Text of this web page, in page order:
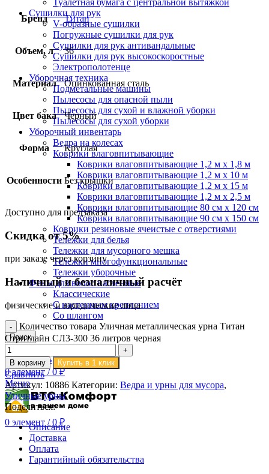
Туалетная бумага с центральной вытяжкой
Сушилки для рук
V-образные сушилки
Погружные сушилки для рук
Сушилки для рук антивандальные
Сушилки для рук высокоскоростные
Электрополотенце
Уборочная техника
Подметальные машины
Пылесосы для опасной пыли
Пылесосы для сухой и влажной уборки
Пылесосы для сухой уборки
Уборочный инвентарь
Ведра на колесах
Коврики влаговпитывающие
Коврики влаговпитывающие 1,2 м х 1,8 м
Коврики влаговпитывающие 1,2 м х 10 м
Коврики влаговпитывающие 1,2 м х 15 м
Коврики влаговпитывающие 1,2 м х 2,5 м
Коврики влаговпитывающие 80 см х 120 см
Коврики влаговпитывающие 90 см х 150 см
Коврики резиновые ячеистые с отверстиями
Тележки для белья
Тележки для мусорного мешка
Тележки многофункциональные
Тележки уборочные
Фены для волос настенные
Классические
С настенным креплением
Со шлангом
Поиск
Вход / Регистрация
0 Сравнить
0элемент / 0₽
Меню
0 элемент / 0 ₽
Бренд Титан
Объем, л 36
Материал Оцинкованная сталь
Цвет бака Черный
Форма Круглая
Особенности Без крышки
Доступно для предзаказа
Скидка от 5%
при заказе через корзину
Наличный и безналичный расчёт
физические и юридические лица
Количество товара Уличная металлическая урна Титан
Стритлайн СЛ3-300 36 литров черная
В корзину Купить в 1 клик
Сравнить
Артикул: 10886 Категории: Ведра и урны для мусора,
Уличные урны
Поделиться:
Описание
Доставка
Оплата
Гарантийный обязательства